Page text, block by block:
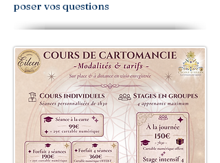
poser vos questions